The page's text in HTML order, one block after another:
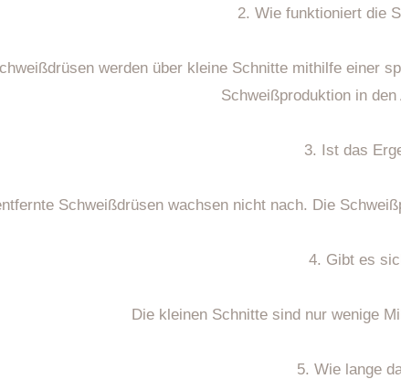
2. Wie funktioniert die
werden über kleine Schnitte mithilfe einer
Schweißproduktion in
3. Ist das
Schweißdrüsen wachsen nicht nach. Die
4. Gibt es
Die kleinen Schnitte sind nur wenige
5. Wie lange